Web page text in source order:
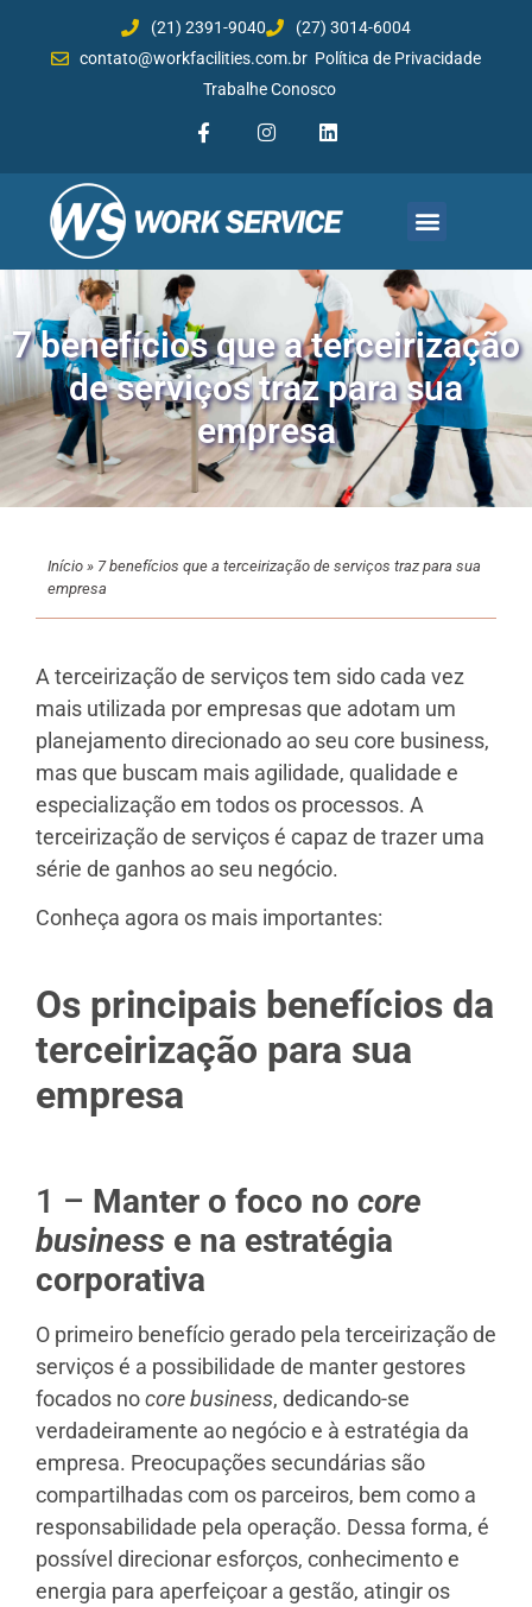
(21) 2391-9040
(27) 3014-6004
contato@workfacilities.com.br Política de Privacidade
Trabalhe Conosco
7 benefícios que a terceirização
de serviços traz para sua
empresa
Início » 7 benefícios que a terceirização de serviços traz para sua
empresa
A terceirização de serviços tem sido cada vez
mais utilizada por empresas que adotam um
planejamento direcionado ao seu core business,
mas que buscam mais agilidade, qualidade e
especialização em todos os processos. A
terceirização de serviços é capaz de trazer uma
série de ganhos ao seu negócio.
Conheça agora os mais importantes:
Os principais benefícios da
terceirização para sua
empresa
1 – Manter o foco no core
business e na estratégia
corporativa
O primeiro benefício gerado pela terceirização de
serviços é a possibilidade de manter gestores
focados nocore business, dedicando-se
verdadeiramente ao negócio e à estratégia da
empresa. Preocupações secundárias são
compartilhadas com os parceiros, bem como a
responsabilidade pela operação. Dessa forma, é
possível direcionar esforços, conhecimento e
energia para aperfeiçoar a gestão, atingir os